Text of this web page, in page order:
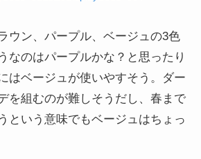
ウン、パープル、ベージュの3色
なのはパープルかな？と思ったり
はベージュが使いやすそう。ダー
を組むのが難しそうだし、春まで
という意味でもベージュはちょっ